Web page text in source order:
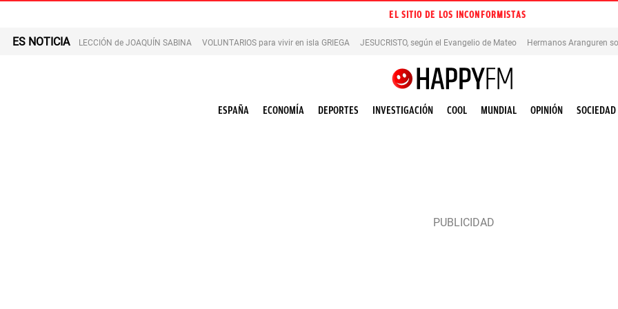
EL SITIO DE LOS INCONFORMISTAS
ES NOTICIA LECCIÓN de JOAQUÍN SABINA VOLUNTARIOS para vivir en isla GRIEGA JESUCRISTO, según el Evangelio de Mateo Hermanos Aranguren
ESPAÑA ECONOMÍA DEPORTES INVESTIGACIÓN COOL MUNDIAL OPINIÓN SOCIEDAD